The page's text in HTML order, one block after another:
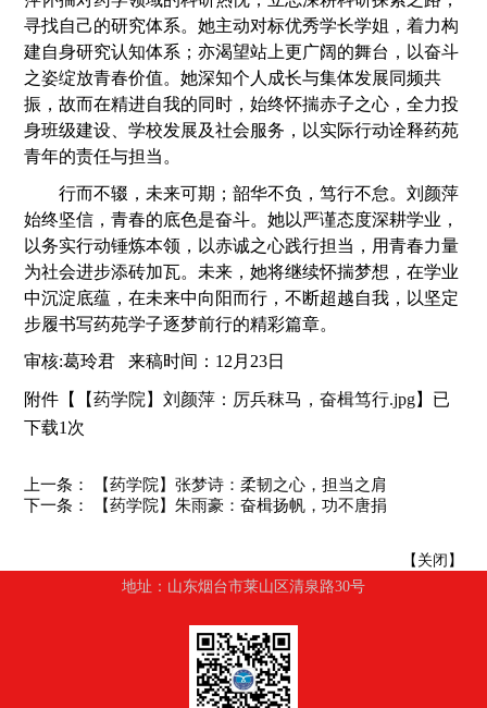
寻找自己的研究体系。她主动对标优秀学长学姐，着力构
建自身研究认知体系；亦渴望站上更广阔的舞台，以奋斗
之姿绽放青春价值。她深知个人成长与集体发展同频共
振，故而在精进自我的同时，始终怀揣赤子之心，全力投
身班级建设、学校发展及社会服务，以实际行动诠释药苑
青年的责任与担当。
行而不辍，未来可期；韶华不负，笃行不怠。刘颜萍
始终坚信，青春的底色是奋斗。她以严谨态度深耕学业，
以务实行动锤炼本领，以赤诚之心践行担当，用青春力量
为社会进步添砖加瓦。未来，她将继续怀揣梦想，在学业
中沉淀底蕴，在未来中向阳而行，不断超越自我，以坚定
步履书写药苑学子逐梦前行的精彩篇章。
审核:葛玲君 来稿时间： 12月23日
附件【 【药学院】刘颜萍：厉兵秣马，奋楫笃行.jpg】已
下载1 次
上一条：
【药学院】张梦诗：柔韧之心，担当之肩
下一条：
【药学院】朱雨豪：奋楫扬帆，功不唐捐
【 关闭 】
地址：山东烟台市莱山区清泉路30号